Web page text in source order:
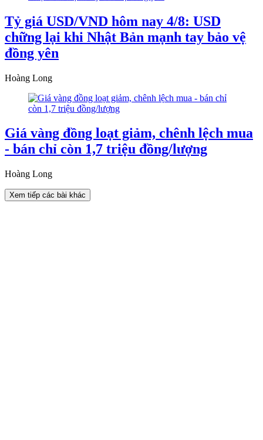
Tỷ giá USD/VND hôm nay 4/8: USD
chững lại khi Nhật Bản mạnh tay bảo vệ
đồng yên
Hoàng Long
Giá vàng đồng loạt giảm, chênh lệch mua
- bán chỉ còn 1,7 triệu đồng/lượng
Hoàng Long
Xem tiếp các bài khác